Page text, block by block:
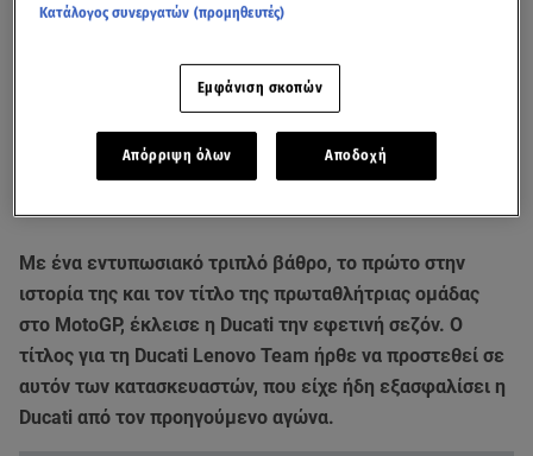
Με ένα εντυπωσιακό τριπλό βάθρο, το πρώτο στην
ιστορία της και τον τίτλο της πρωταθλήτριας ομάδας
στο MotoGP, έκλεισε η Ducati την εφετινή σεζόν. Ο
τίτλος για τη Ducati Lenovo Team ήρθε να προστεθεί σε
αυτόν των κατασκευαστών, που είχε ήδη εξασφαλίσει η
Ducati από τον προηγούμενο αγώνα.
Κατάλογος συνεργατών (προμηθευτές)
Εμφάνιση σκοπών
Απόρριψη όλων Αποδοχή